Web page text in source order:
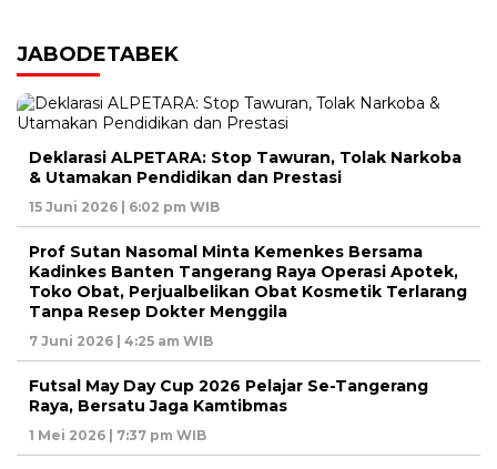
JABODETABEK
Deklarasi ALPETARA: Stop Tawuran, Tolak Narkoba
& Utamakan Pendidikan dan Prestasi
15 Juni 2026 | 6:02 pm WIB
Prof Sutan Nasomal Minta Kemenkes Bersama
Kadinkes Banten Tangerang Raya Operasi Apotek,
Toko Obat, Perjualbelikan Obat Kosmetik Terlarang
Tanpa Resep Dokter Menggila
7 Juni 2026 | 4:25 am WIB
Futsal May Day Cup 2026 Pelajar Se-Tangerang
Raya, Bersatu Jaga Kamtibmas
1 Mei 2026 | 7:37 pm WIB